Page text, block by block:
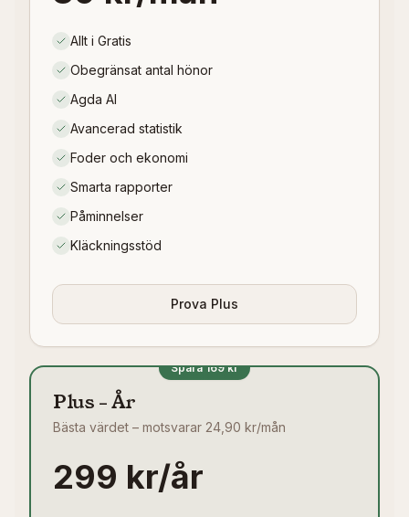
Allt i Gratis
Obegränsat antal hönor
Agda AI
Avancerad statistik
Foder och ekonomi
Smarta rapporter
Påminnelser
Kläckningsstöd
Prova Plus
Spara 169 kr
Plus – År
Bästa värdet – motsvarar 24,90 kr/mån
299 kr/år